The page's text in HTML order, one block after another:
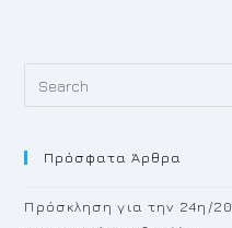
Πρόσφατα Άρθρα
Πρόσκληση για την 24η/